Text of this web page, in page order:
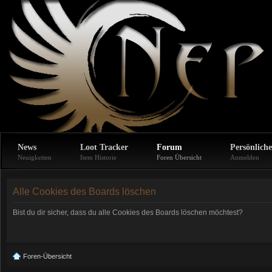
News
Neuigkeiten
Loot Tracker
Item Historie
Forum
Foren Übersicht Anmelden
Alle Cookies des Boards löschen
Bist du dir sicher, dass du alle Cookies des Boards löschen möchtest?
Foren-Übersicht